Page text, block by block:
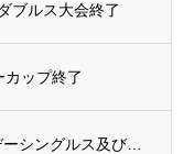
ブルス大会終了
ップ終了